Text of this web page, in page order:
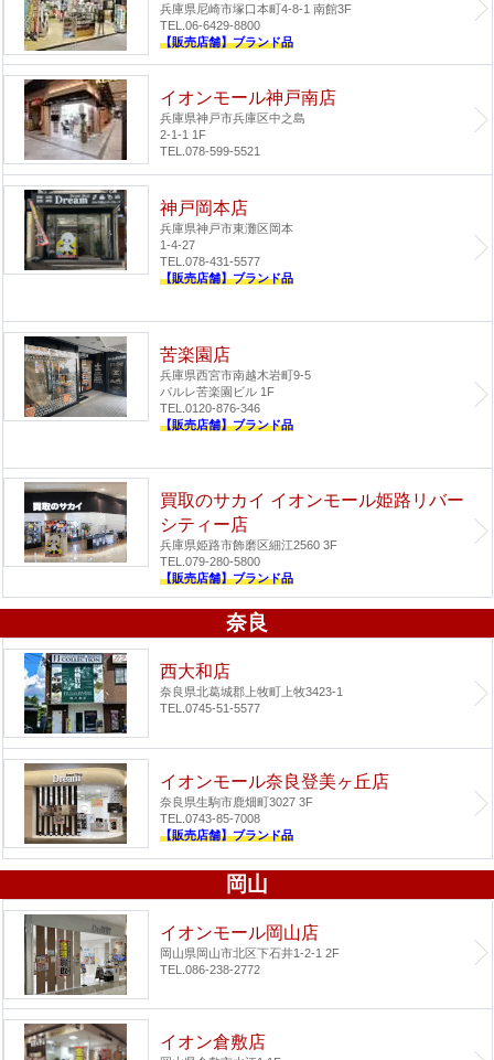
兵庫県尼崎市塚口本町4-8-1 南館3F
TEL.06-6429-8800
【販売店舗】ブランド品
イオンモール神戸南店
兵庫県神戸市兵庫区中之島
2-1-1 1F
TEL.078-599-5521
神戸岡本店
兵庫県神戸市東灘区岡本
1-4-27
TEL.078-431-5577
【販売店舗】ブランド品
苦楽園店
兵庫県西宮市南越木岩町9-5
パルレ苦楽園ビル 1F
TEL.0120-876-346
【販売店舗】ブランド品
買取のサカイ イオンモール姫路リバー
シティー店
兵庫県姫路市飾磨区細江2560 3F
TEL.079-280-5800
【販売店舗】ブランド品
奈良
西大和店
奈良県北葛城郡上牧町上牧3423-1
TEL.0745-51-5577
イオンモール奈良登美ヶ丘店
奈良県生駒市鹿畑町3027 3F
TEL.0743-85-7008
【販売店舗】ブランド品
岡山
イオンモール岡山店
岡山県岡山市北区下石井1-2-1 2F
TEL.086-238-2772
イオン倉敷店